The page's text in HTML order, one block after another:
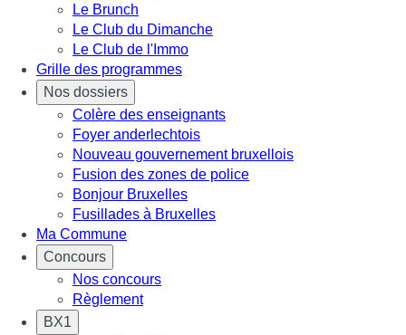
Le Brunch
Le Club du Dimanche
Le Club de l'Immo
Grille des programmes
Nos dossiers
Colère des enseignants
Foyer anderlechtois
Nouveau gouvernement bruxellois
Fusion des zones de police
Bonjour Bruxelles
Fusillades à Bruxelles
Ma Commune
Concours
Nos concours
Règlement
BX1